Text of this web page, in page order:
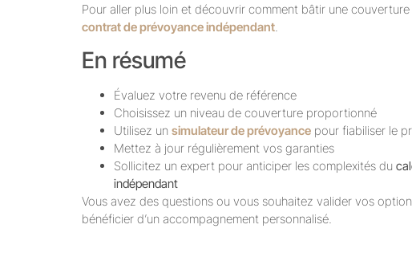
Pour aller plus loin et découvrir comment bâtir une
contrat de prévoyance indépendant
En résumé
Évaluez votre revenu de référence
Choisissez un niveau de couverture proportionné
Utilisez un simulateur de prévoyance pour fiabiliser le
Mettez à jour régulièrement vos garanties
Sollicitez un expert pour anticiper les complexités du
indépendant
Vous avez des questions ou vous souhaitez valider vos
bénéficier d’un accompagnement personnalisé.